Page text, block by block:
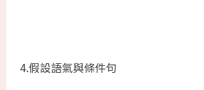
4.假設語氣與條件句